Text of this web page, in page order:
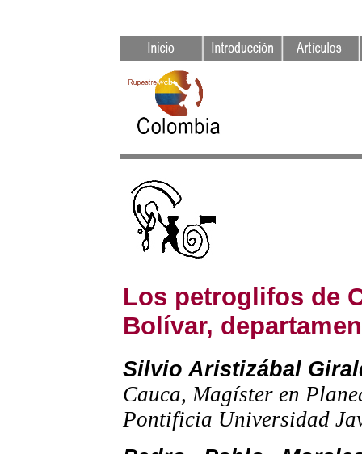
Los petroglifos de
Bolívar,
Silvio Aristizábal
Cauca, Magíster en
Pontificia Universidad